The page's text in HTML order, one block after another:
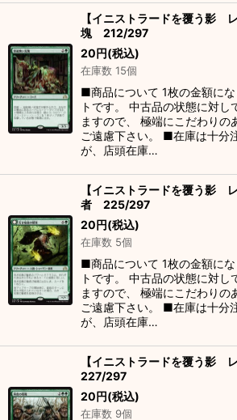
【イニストラードを覆う影
塊 212/297
20円(税込)
在庫数 15個
■商品について 1枚の金額に
トです。 中古品の状態に対し
ますので、 極端にこだわりの
ご遠慮下さい。 ■在庫は十分
が、店頭在庫…
【イニストラードを覆う影
者 225/297
20円(税込)
在庫数 5個
■商品について 1枚の金額に
トです。 中古品の状態に対し
ますので、 極端にこだわりの
ご遠慮下さい。 ■在庫は十分
が、店頭在庫…
【イニストラードを覆う影
227/297
20円(税込)
在庫数 9個